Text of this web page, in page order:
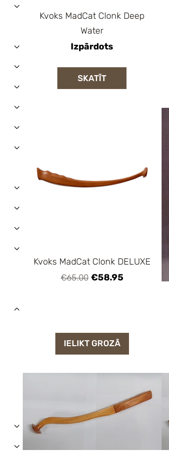
›
›
›
›
›
›
›
›
›
›
›
›
›
›
Kvoks MadCat Clonk Deep
Water
Izpārdots
SKATĪT
Kvoks MadCat Clonk DELUXE
€65.00 €58.95
IELIKT GROZĀ